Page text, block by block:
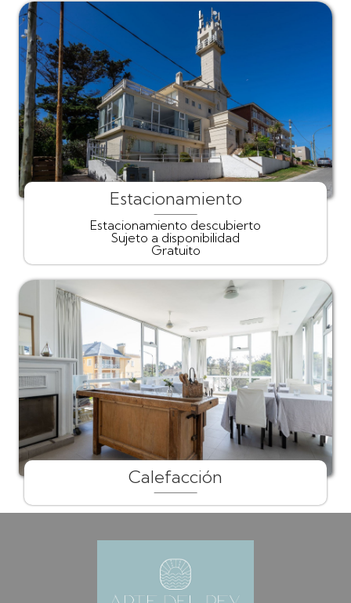
Estacionamiento
Estacionamiento descubierto
Sujeto a disponibilidad
Gratuito
Calefacción